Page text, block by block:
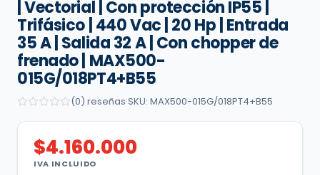
| Vectorial | Con protección IP55 |
Trifásico | 440 Vac | 20 Hp | Entrada
35 A | Salida 32 A | Con chopper de
frenado | MAX500-
015G/018PT4+B55
(0) reseñas SKU: MAX500-015G/018PT4+B55
$4.160.000
IVA INCLUIDO